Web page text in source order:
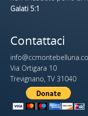
Galati 5:1
Contattaci
Via Ortigara 10
Trevignano, TV 31040